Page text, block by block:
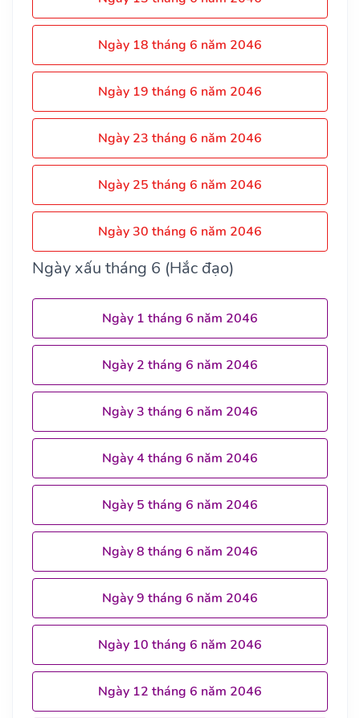
Ngày 18 tháng 6 năm 2046
Ngày 19 tháng 6 năm 2046
Ngày 23 tháng 6 năm 2046
Ngày 25 tháng 6 năm 2046
Ngày 30 tháng 6 năm 2046
Ngày xấu tháng 6 (Hắc đạo)
Ngày 1 tháng 6 năm 2046
Ngày 2 tháng 6 năm 2046
Ngày 3 tháng 6 năm 2046
Ngày 4 tháng 6 năm 2046
Ngày 5 tháng 6 năm 2046
Ngày 8 tháng 6 năm 2046
Ngày 9 tháng 6 năm 2046
Ngày 10 tháng 6 năm 2046
Ngày 12 tháng 6 năm 2046